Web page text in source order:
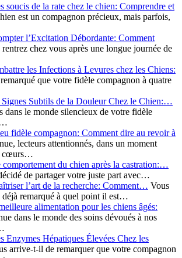
soucis de la rate chez le chien: Comprendre et
est un compagnon précieux, mais parfois,
l’Excitation Débordante: Comment
rentrez chez vous après une longue journée de
les Infections à Levures chez les Chiens:
que votre fidèle compagnon à quatre
Signes Subtils de la Douleur Chez le Chien:…
dans le monde silencieux de votre fidèle
fidèle compagnon: Comment dire au revoir à
lecteurs attentionnés, dans un moment
cœurs…
comportement du chien après la castration:…
de partager votre juste part avec…
l’art de la recherche: Comment… Vous
déjà remarqué à quel point il est…
alimentation pour les chiens âgés:
dans le monde des soins dévoués à nos
Enzymes Hépatiques Élevées Chez les
arrive-t-il de remarquer que votre compagnon